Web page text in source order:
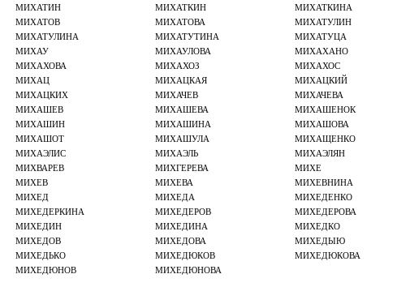
МИХАТИН
МИХАТКИН
МИХАТКИНА
МИХАТОВ
МИХАТОВА
МИХАТУЛИН
МИХАТУЛИНА
МИХАТУТИНА
МИХАТУЦА
МИХАУ
МИХАУЛОВА
МИХАХАНО
МИХАХОВА
МИХАХОЗ
МИХАХОС
МИХАЦ
МИХАЦКАЯ
МИХАЦКИЙ
МИХАЦКИХ
МИХАЧЕВ
МИХАЧЕВА
МИХАШЕВ
МИХАШЕВА
МИХАШЕНОК
МИХАШИН
МИХАШИНА
МИХАШОВА
МИХАШОТ
МИХАШУЛА
МИХАЩЕНКО
МИХАЭЛИС
МИХАЭЛЬ
МИХАЭЛЯН
МИХВАРЕВ
МИХГЕРЕВА
МИХЕ
МИХЕВ
МИХЕВА
МИХЕВНИНА
МИХЕД
МИХЕДА
МИХЕДЕНКО
МИХЕДЕРКИНА
МИХЕДЕРОВ
МИХЕДЕРОВА
МИХЕДИН
МИХЕДИНА
МИХЕДКО
МИХЕДОВ
МИХЕДОВА
МИХЕДЫЮ
МИХЕДЬКО
МИХЕДЮКОВ
МИХЕДЮКОВА
МИХЕДЮНОВ
МИХЕДЮНОВА